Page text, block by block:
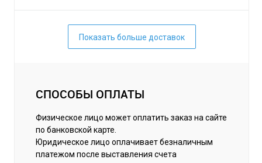
Показать больше доставок
СПОСОБЫ ОПЛАТЫ
Физическое лицо может оплатить заказ на сайте
по банковской карте.
Юридическое лицо оплачивает безналичным
платежом после выставления счета